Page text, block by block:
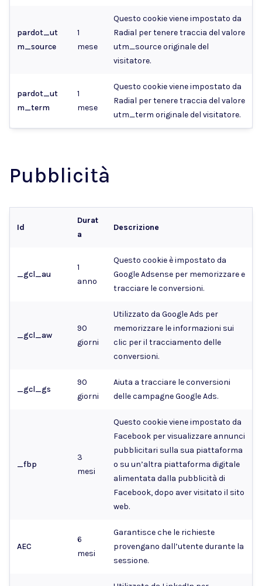
pardot_ut
m_source
1
mese
Questo cookie viene impostato da
Radial per tenere traccia del valore
utm_source originale del
visitatore.
pardot_ut
m_term
1
mese
Questo cookie viene impostato da
Radial per tenere traccia del valore
utm_term originale del visitatore.
Pubblicità
Id
Durat
a
Descrizione
_gcl_au
1
anno
Questo cookie è impostato da
Google Adsense per memorizzare e
tracciare le conversioni.
_gcl_aw
90
giorni
Utilizzato da Google Ads per
memorizzare le informazioni sui
clic per il tracciamento delle
conversioni.
_gcl_gs
90
giorni
Aiuta a tracciare le conversioni
delle campagne Google Ads.
_fbp
3
mesi
Questo cookie viene impostato da
Facebook per visualizzare annunci
pubblicitari sulla sua piattaforma
o su un’altra piattaforma digitale
alimentata dalla pubblicità di
Facebook, dopo aver visitato il sito
web.
AEC
6
mesi
Garantisce che le richieste
provengano dall’utente durante la
sessione.